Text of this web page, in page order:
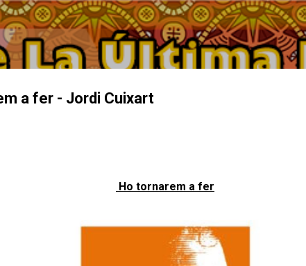
Ir al contenido principal
a fer - Jordi Cuixart
Ho tornarem a fer